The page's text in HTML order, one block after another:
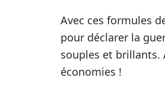
Avec ces formules
pour déclarer la
souples et brillants.
économies !